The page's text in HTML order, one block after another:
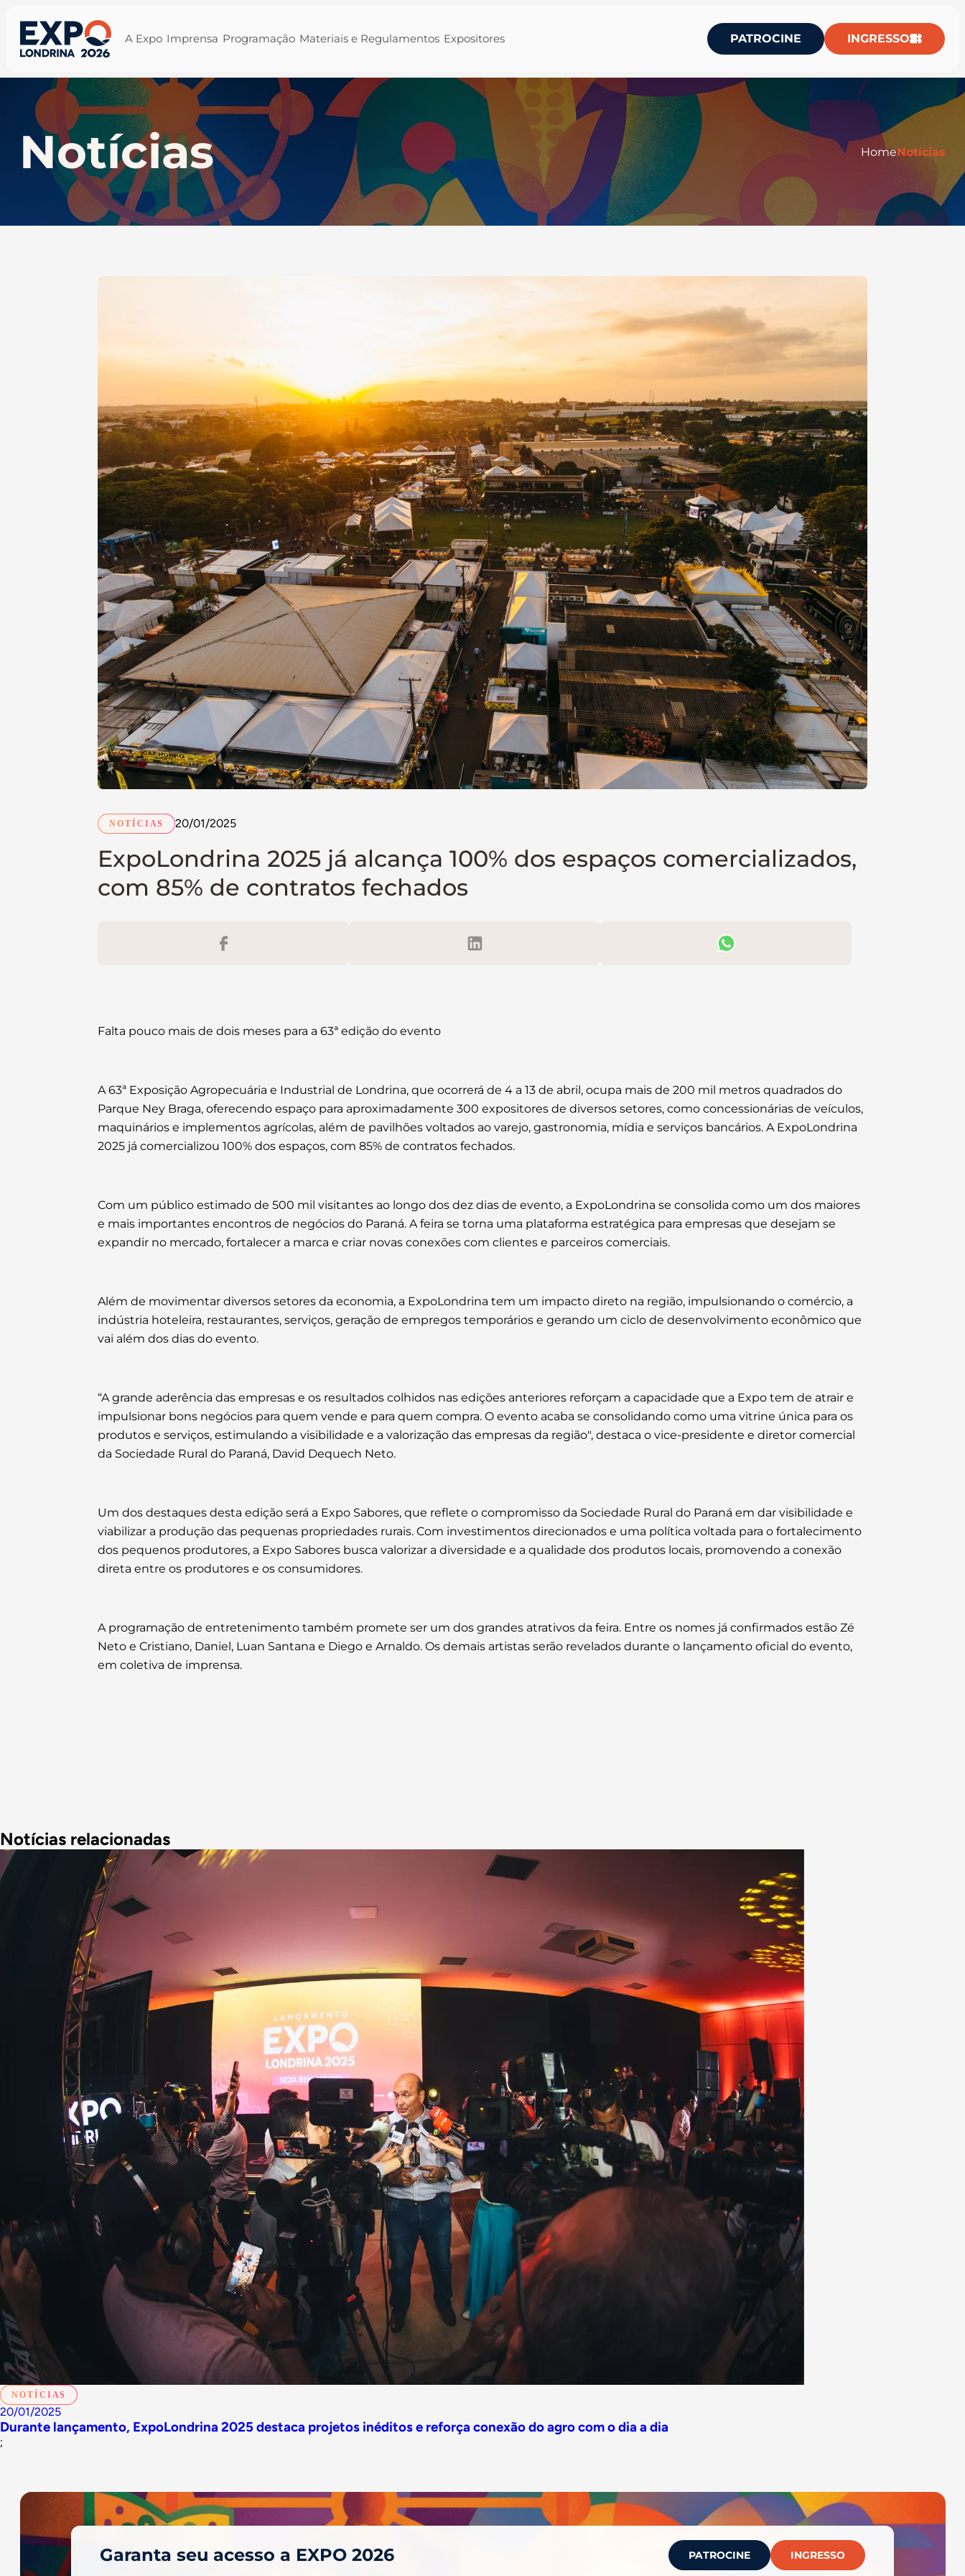
A Expo Imprensa Programação Materiais e Regulamentos Expositores PATROCINE INGRESSO
Notícias HomeNotícias
NOTÍCIAS 20/01/2025
ExpoLondrina 2025 já alcança 100% dos espaços comercializados,
com 85% de contratos fechados
Falta pouco mais de dois meses para a 63ª edição do evento
A 63ª Exposição Agropecuária e Industrial de Londrina, que ocorrerá de 4 a 13 de abril, ocupa mais de 200 mil metros quadrados do
Parque Ney Braga, oferecendo espaço para aproximadamente 300 expositores de diversos setores, como concessionárias de veículos,
maquinários e implementos agrícolas, além de pavilhões voltados ao varejo, gastronomia, mídia e serviços bancários. A ExpoLondrina
2025 já comercializou 100% dos espaços, com 85% de contratos fechados.
Com um público estimado de 500 mil visitantes ao longo dos dez dias de evento, a ExpoLondrina se consolida como um dos maiores
e mais importantes encontros de negócios do Paraná. A feira se torna uma plataforma estratégica para empresas que desejam se
expandir no mercado, fortalecer a marca e criar novas conexões com clientes e parceiros comerciais.
Além de movimentar diversos setores da economia, a ExpoLondrina tem um impacto direto na região, impulsionando o comércio, a
indústria hoteleira, restaurantes, serviços, geração de empregos temporários e gerando um ciclo de desenvolvimento econômico que
vai além dos dias do evento.
“A grande aderência das empresas e os resultados colhidos nas edições anteriores reforçam a capacidade que a Expo tem de atrair e
impulsionar bons negócios para quem vende e para quem compra. O evento acaba se consolidando como uma vitrine única para os
produtos e serviços, estimulando a visibilidade e a valorização das empresas da região", destaca o vice-presidente e diretor comercial
da Sociedade Rural do Paraná, David Dequech Neto.
Um dos destaques desta edição será a Expo Sabores, que reflete o compromisso da Sociedade Rural do Paraná em dar visibilidade e
viabilizar a produção das pequenas propriedades rurais. Com investimentos direcionados e uma política voltada para o fortalecimento
dos pequenos produtores, a Expo Sabores busca valorizar a diversidade e a qualidade dos produtos locais, promovendo a conexão
direta entre os produtores e os consumidores.
A programação de entretenimento também promete ser um dos grandes atrativos da feira. Entre os nomes já confirmados estão Zé
Neto e Cristiano, Daniel, Luan Santana e Diego e Arnaldo. Os demais artistas serão revelados durante o lançamento oficial do evento,
em coletiva de imprensa.
Notícias relacionadas
NOTÍCIAS
20/01/2025
Durante lançamento, ExpoLondrina 2025 destaca projetos inéditos e reforça conexão do agro com o dia a dia
;
Garanta seu acesso a EXPO 2026 PATROCINE INGRESSO